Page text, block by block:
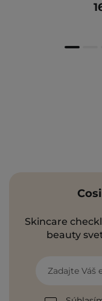
Skincare
beauty
Zadajte Váš